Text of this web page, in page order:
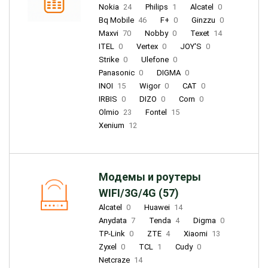
Nokia 24 Philips 1 Alcatel
0
Bq Mobile 46 F+ 0 Ginzzu 0
Maxvi 70 Nobby 0 Texet 14
ITEL 0 Vertex 0 JOY'S 0
Strike 0 Ulefone 0
Panasonic 0 DIGMA 0
INOI 15 Wigor 0 CAT 0
IRBIS 0 DIZO 0 Corn 0
Olmio 23 Fontel
15
Xenium 12
Модемы и роутеры
WIFI/3G/4G (57)
Alcatel 0 Huawei 14
Anydata 7 Tenda 4 Digma 0
TP-Link 0 ZTE 4 Xiaomi 13
Zyxel
0 TCL 1 Cudy 0
Netcraze 14